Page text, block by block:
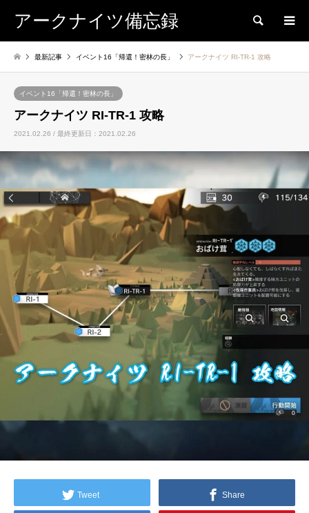
アークナイツ備忘録 検索
最新記事 イベント16「帰還！密林の長」 アークナイツ RI-TR-1 攻略
イベント16「帰還！密林の長」
アークナイツ RI-TR-1 攻略
2021.02.26 / 最終更新日：2021.02.26
Tweet Share